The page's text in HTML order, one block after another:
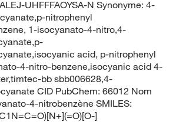
UHFFFAOYSA-N Synonyme: 4-
nitrophenyl
1-isocyanato-4-nitro,4-
acid, p-nitrophenyl
4-nitro-benzene,isocyanic acid 4-
bb sbb006628,4-
CID PubChem: 66012 Nom
4-nitrobenzène SMILES:
]